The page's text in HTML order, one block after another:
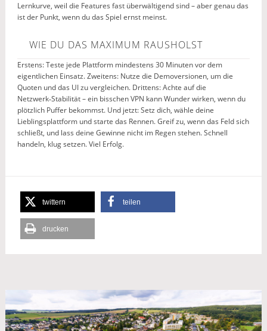
Lernkurve, weil die Features fast überwältigend sind – aber genau das
ist der Punkt, wenn du das Spiel ernst meinst.
WIE DU DAS MAXIMUM RAUSHOLST
Erstens: Teste jede Plattform mindestens 30 Minuten vor dem
eigentlichen Einsatz. Zweitens: Nutze die Demoversionen, um die
Quoten und das UI zu vergleichen. Drittens: Achte auf die
Netzwerk‑Stabilität – ein bisschen VPN kann Wunder wirken, wenn du
plötzlich Puffer bekommst. Und jetzt: Setz dich, wähle deine
Lieblingsplattform und starte das Rennen. Greif zu, wenn das Feld sich
schließt, und lass deine Gewinne nicht im Regen stehen. Schnell
handeln, klug setzen. Viel Erfolg.
twittern teilen
drucken